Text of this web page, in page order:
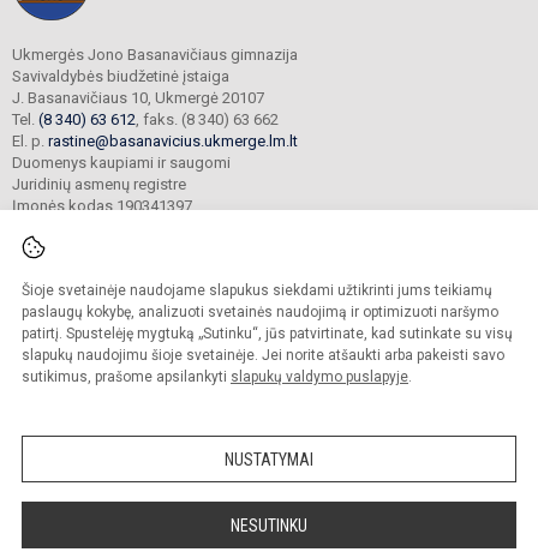
Šioje svetainėje naudojame slapukus siekdami užtikrinti jums teikiamų
paslaugų kokybę, analizuoti svetainės naudojimą ir optimizuoti naršymo
patirtį. Spustelėję mygtuką „Sutinku“, jūs patvirtinate, kad sutinkate su visų
slapukų naudojimu šioje svetainėje. Jei norite atšaukti arba pakeisti savo
sutikimus, prašome apsilankyti slapukų valdymo puslapyje.
NUSTATYMAI
NESUTINKU
Ukmergės Jono Basanavičiaus gimnazija
Savivaldybės biudžetinė įstaiga
J. Basanavičiaus 10, Ukmergė 20107
Tel. (8 340) 63 612 , faks. (8 340) 63 662
El. p. rastine@basanavicius.ukmerge.lm.lt
Duomenys kaupiami ir saugomi
Juridinių asmenų registre
Įmonės kodas 190341397
© 2023. Ukmergės Jono Basanavičiaus gimnazija. Visos teisės saugomos.
Kopijuoti turinį be raštiško gimnazijos sutikimo griežtai draudžiama.
Prieinamumo paraiška Slapukų politika
Sumanus būdas atnaujinti